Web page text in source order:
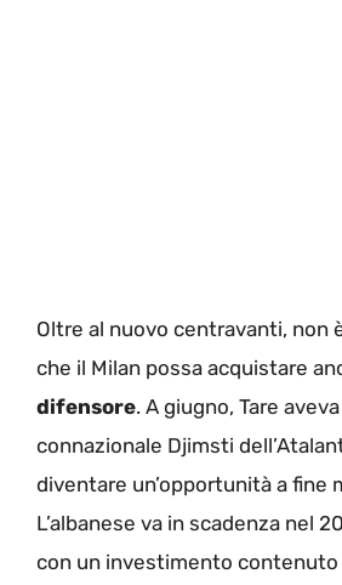
Oltre al nuovo centravanti, non
che il Milan possa acquistare
difensore. A giugno, Tare
connazionale Djimsti
diventare un’opportunità a fine
L’albanese va in scadenza nel
con un investimento